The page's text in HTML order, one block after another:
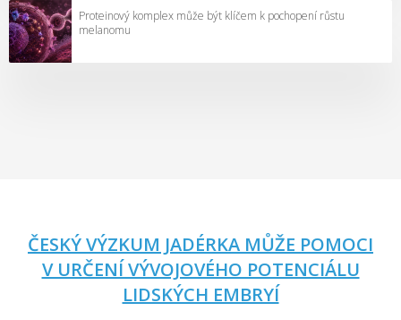
Proteinový komplex může být klíčem k pochopení růstu
melanomu
ČESKÝ VÝZKUM JADÉRKA MŮŽE POMOCI
V URČENÍ VÝVOJOVÉHO POTENCIÁLU
LIDSKÝCH EMBRYÍ